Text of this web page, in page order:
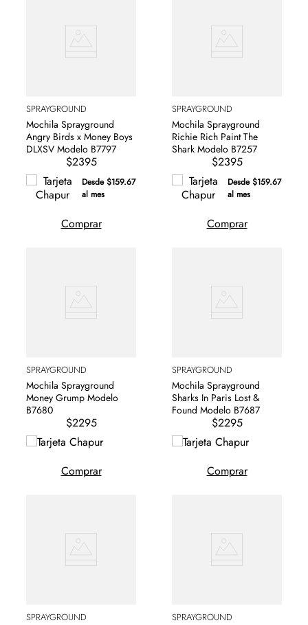
SPRAYGROUND
Mochila Sprayground
Angry Birds x Money Boys
DLXSV Modelo B7797
$2395
Desde $159.67
al mes
Comprar
SPRAYGROUND
Mochila Sprayground
Richie Rich Paint The
Shark Modelo B7257
$2395
Desde $159.67
al mes
Comprar
SPRAYGROUND
Mochila Sprayground
Money Grump Modelo
B7680
$2295
Comprar
SPRAYGROUND
Mochila Sprayground
Sharks In Paris Lost &
Found Modelo B7687
$2295
Comprar
SPRAYGROUND SPRAYGROUND